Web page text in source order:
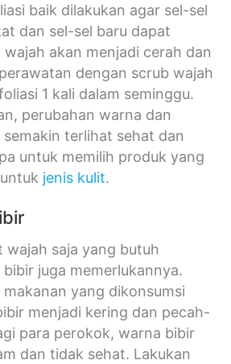
baik dilakukan agar sel-sel
dan sel-sel baru dapat
akan menjadi cerah dan
dengan scrub wajah
1 kali dalam seminggu.
perubahan warna dan
terlihat sehat dan
untuk memilih produk yang
jenis kulit.
wajah saja yang butuh
juga memerlukannya.
makanan yang dikonsumsi
menjadi kering dan pecah-
para perokok, warna bibir
dan tidak sehat. Lakukan